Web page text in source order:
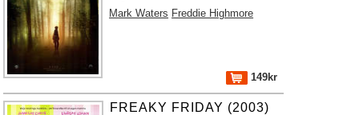
Mark Waters Freddie Highmore
149kr
FREAKY FRIDAY (2003)